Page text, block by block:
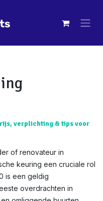
verplichting & tips voor
of renovateur in
keuring een cruciale rol
is een geldig
overdrachten in